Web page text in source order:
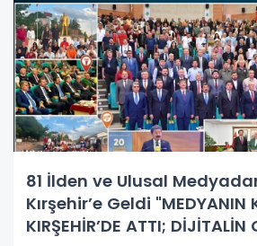
81 İlden ve Ulusal
Kırşehir’e Geldi "MEDYANIN
KIRŞEHİR’DE ATTI; DİJİTALİN